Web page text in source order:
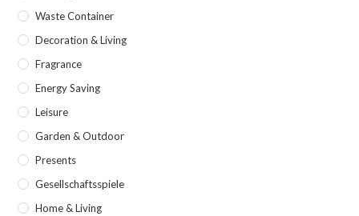
Waste Container
Decoration & Living
Fragrance
Energy Saving
Leisure
Garden & Outdoor
Presents
Gesellschaftsspiele
Home & Living